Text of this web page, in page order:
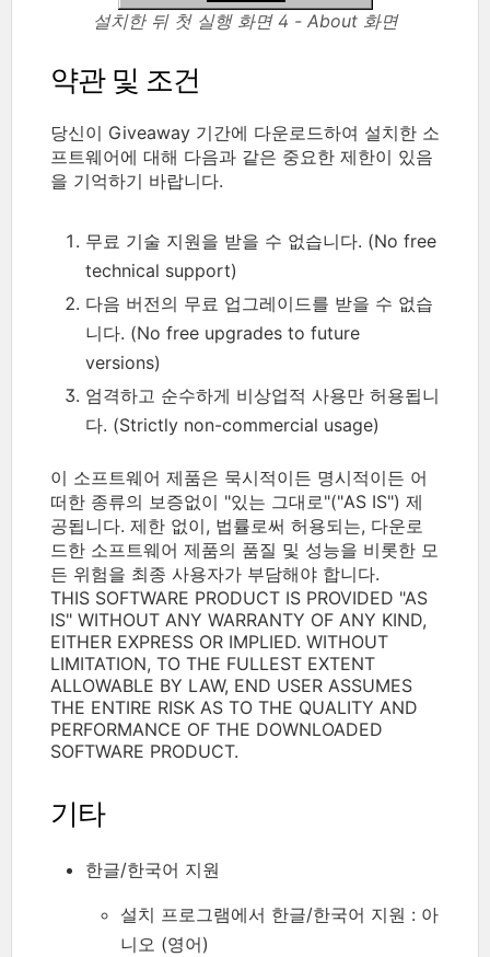
설치한 뒤 첫 실행 화면 4 - About 화면
약관 및 조건
당신이 Giveaway 기간에 다운로드하여 설치한 소
프트웨어에 대해 다음과 같은 중요한 제한이 있음
을 기억하기 바랍니다.
무료 기술 지원을 받을 수 없습니다. (No free
technical support)
다음 버전의 무료 업그레이드를 받을 수 없습
니다. (No free upgrades to future
versions)
엄격하고 순수하게 비상업적 사용만 허용됩니
다. (Strictly non-commercial usage)
이 소프트웨어 제품은 묵시적이든 명시적이든 어
떠한 종류의 보증없이 "있는 그대로"("AS IS") 제
공됩니다. 제한 없이, 법률로써 허용되는, 다운로
드한 소프트웨어 제품의 품질 및 성능을 비롯한 모
든 위험을 최종 사용자가 부담해야 합니다.
THIS SOFTWARE PRODUCT IS PROVIDED "AS
IS" WITHOUT ANY WARRANTY OF ANY KIND,
EITHER EXPRESS OR IMPLIED. WITHOUT
LIMITATION, TO THE FULLEST EXTENT
ALLOWABLE BY LAW, END USER ASSUMES
THE ENTIRE RISK AS TO THE QUALITY AND
PERFORMANCE OF THE DOWNLOADED
SOFTWARE PRODUCT.
기타
한글/한국어 지원
설치 프로그램에서 한글/한국어 지원 : 아
니오 (영어)